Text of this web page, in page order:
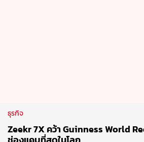
ธุรกิจ
Zeekr 7X คว้า Guinness World